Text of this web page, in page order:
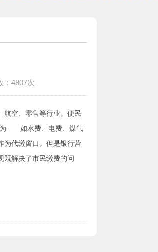
： 4807次
航空、零售等行业。便民
为——如水费、电费、煤气
为代缴窗口。但是银行营
既解决了市民缴费的问